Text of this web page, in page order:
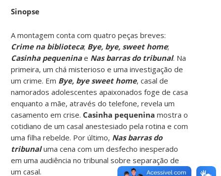
Sinopse
A montagem conta com quatro peças breves:
Crime na biblioteca; Bye, bye, sweet home;
Casinha pequeninae Nas barras do tribunal. Na
primeira, um chá misterioso e uma investigação de
um crime. Em Bye, bye sweet home, casal de
namorados adolescentes apaixonados foge de casa
enquanto a mãe, através do telefone, revela um
casamento em crise. Casinha pequenina mostra o
cotidiano de um casal anestesiado pela rotina e com
uma filha rebelde. Por último, Nas barras do
tribunaluma cena com um desfecho inesperado
em uma audiência no tribunal sobre separação de
um casal.